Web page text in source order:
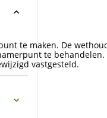
te maken. De
te
vastgesteld.